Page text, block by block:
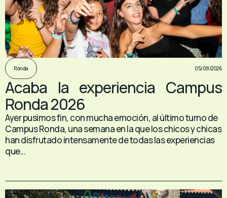
Ronda 05/08/2026
Acaba la experiencia Campus
Ronda 2026
Ayer pusimos fin, con mucha emoción, al último turno de
Campus Ronda, una semana en la que los chicos y chicas
han disfrutado intensamente de todas las experiencias
que...